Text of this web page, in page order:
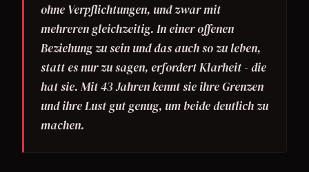
ohne Verpflichtungen, und zwar mit
mehreren gleichzeitig. In einer offenen
Beziehung zu sein und das auch so zu leben,
statt es nur zu sagen, erfordert Klarheit - die
hat sie. Mit 43 Jahren kennt sie ihre Grenzen
und ihre Lust gut genug, um beide deutlich zu
machen.